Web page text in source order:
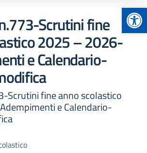
Scrutini fine
2025 – 2026-
e Calendario-
Scrutini fine anno scolastico
e Calendario-